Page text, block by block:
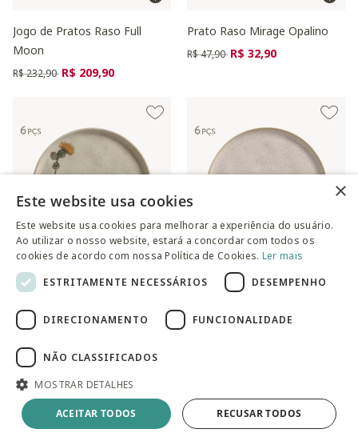
Jogo de Pratos Raso Full
Moon
Preço reduzido de
R$ 232,90 para
R$ 209,90
Prato Raso Mirage Opalino
Preço reduzido de
R$ 47,90 para
R$ 32,90
Jogo de Pratos para Pão Bio
Campestre Floral
Jogo de Pratos Raso Bio
Latte Cru
×
Este website usa cookies
Este website usa cookies para melhorar a experiência do usuário.
Ao utilizar o nosso website, estará a concordar com todos os
cookies de acordo com nossa Política de Cookies. Ler mais
ESTRITAMENTE NECESSÁRIOS
DESEMPENHO
DIRECIONAMENTO FUNCIONALIDADE
NÃO CLASSIFICADOS
MOSTRAR DETALHES
ACEITAR TODOS RECUSAR TODOS